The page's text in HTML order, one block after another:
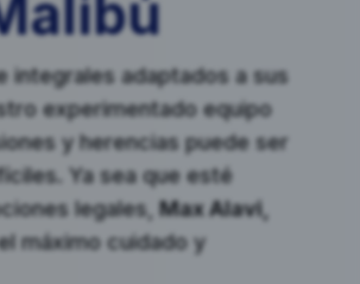
integrales adaptados a sus
experimentado equipo
y herencias puede ser
Ya sea que esté
legales, Max Alavi,
máximo cuidado y